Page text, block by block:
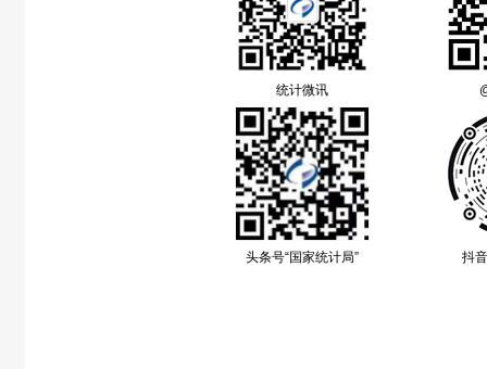
统计微讯
头条号“国家统计局” 抖